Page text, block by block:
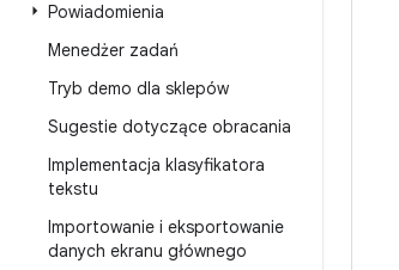
Powiadomienia
Menedżer zadań
Tryb demo dla sklepów
Sugestie dotyczące obracania
Implementacja klasyfikatora
tekstu
Importowanie i eksportowanie
danych ekranu głównego